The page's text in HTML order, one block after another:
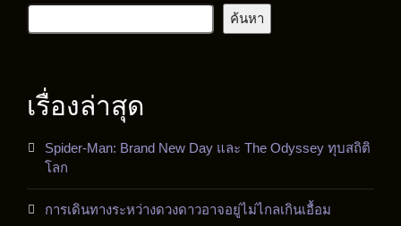
ค้นหา
เรื่องล่าสุด
Spider-Man: Brand New Day และ The Odyssey ทุบสถิติ
โลก
การเดินทางระหว่างดวงดาวอาจอยู่ไม่ไกลเกินเอื้อม